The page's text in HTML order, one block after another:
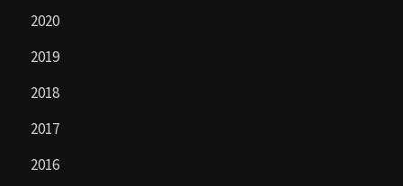
2020
2019
2018
2017
2016